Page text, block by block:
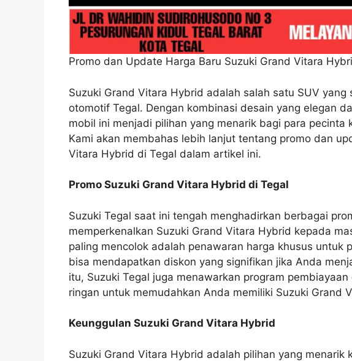
Promo dan Update Harga Baru Suzuki Grand Vitara
Suzuki Grand Vitara Hybrid adalah salah satu SUV
otomotif Tegal. Dengan kombinasi desain yang elegan
mobil ini menjadi pilihan yang menarik bagi para pecinta
Kami akan membahas lebih lanjut tentang promo dan
Vitara Hybrid di Tegal dalam artikel ini.
Promo Suzuki Grand Vitara Hybrid di Tegal
Suzuki Tegal saat ini tengah menghadirkan berbagai
memperkenalkan Suzuki Grand Vitara Hybrid kepada
paling mencolok adalah penawaran harga khusus untuk
bisa mendapatkan diskon yang signifikan jika Anda
itu, Suzuki Tegal juga menawarkan program
ringan untuk memudahkan Anda memiliki Suzuki Grand
Keunggulan Suzuki Grand Vitara Hybrid
Suzuki Grand Vitara Hybrid adalah pilihan yang menarik